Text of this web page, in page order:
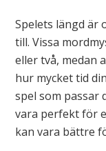
Spelets längd är
till. Vissa
eller två, medan
hur mycket tid
spel som passar
vara perfekt för
kan vara bättre